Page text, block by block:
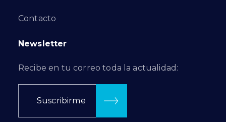
Contacto
Newsletter
Recibe en tu correo toda la actualidad:
Suscribirme